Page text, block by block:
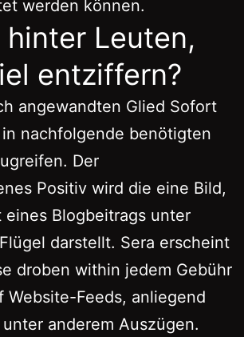
werden können.
Leuten,
entziffern?
angewandten Glied Sofort
nachfolgende benötigten
Der
Positiv wird die eine Bild,
eines Blogbeitrags unter
darstellt. Sera erscheint
droben within jedem Gebühr
Website-Feeds, anliegend
anderem Auszügen.